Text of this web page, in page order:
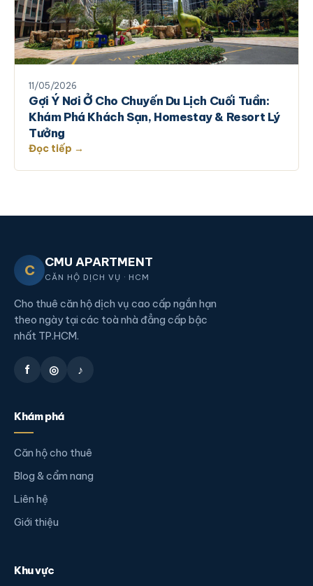
11/05/2026
Gợi Ý Nơi Ở Cho Chuyến Du Lịch Cuối Tuần:
Khám Phá Khách Sạn, Homestay & Resort Lý
Tưởng
Đọc tiếp →
C CMU APARTMENT
CĂN HỘ DỊCH VỤ · HCM
Cho thuê căn hộ dịch vụ cao cấp ngắn hạn
theo ngày tại các toà nhà đẳng cấp bậc
nhất TP.HCM.
f ◎ ♪
Khám phá
Căn hộ cho thuê
Blog & cẩm nang
Liên hệ
Giới thiệu
Khu vực